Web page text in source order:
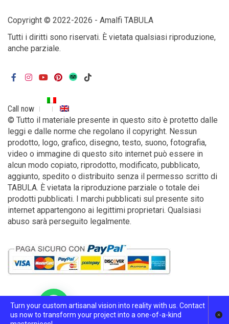
Copyright © 2022-2026 - Amalfi TABULA
Tutti i diritti sono riservati. È vietata qualsiasi riproduzione,
anche parziale.
Call now
© Tutto il materiale presente in questo sito è protetto dalle
leggi e dalle norme che regolano il copyright. Nessun
prodotto, logo, grafico, disegno, testo, suono, fotografia,
video o immagine di questo sito internet può essere in
alcun modo copiato, riprodotto, modificato, pubblicato,
aggiunto, spedito o distribuito senza il permesso scritto di
TABULA. È vietata la riproduzione parziale o totale dei
prodotti pubblicati. I marchi pubblicati sul presente sito
internet appartengono ai legittimi proprietari. Qualsiasi
abuso sarà perseguito legalmente.
Turn your custom artisanal vision into reality with us. Contact
us now to transform your project into a one-of-a-kind
Need help?
Italiano English